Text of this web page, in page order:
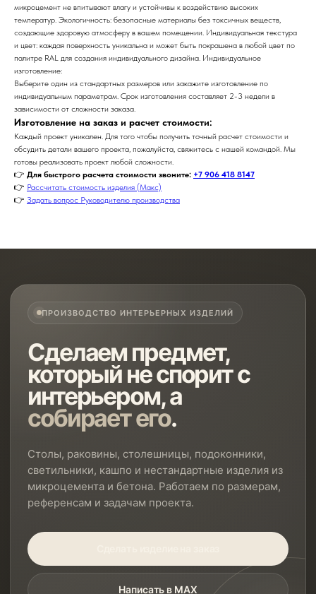
микроцемент не впитывают влагу и устойчивы к воздействию высоких
температур. Экологичность: безопасные материалы без токсичных веществ,
создающие здоровую атмосферу в вашем помещении. Индивидуальная текстура
и цвет: каждая поверхность уникальна и может быть покрашена в любой цвет по
палитре RAL для создания индивидуального дизайна. Индивидуальное
изготовление:
Выберите один из стандартных размеров или закажите изготовление по
индивидуальным параметрам. Срок изготовления составляет 2-3 недели в
зависимости от сложности заказа.
Изготовление на заказ и расчет стоимости:
Каждый проект уникален. Для того чтобы получить точный расчет стоимости и
обсудить детали вашего проекта, пожалуйста, свяжитесь с нашей командой. Мы
готовы реализовать проект любой сложности.
👉 Для быстрого расчета стоимости звоните: +7 906 418 8147
👉 Рассчитать стоимость изделия (Макс)
👉 Задать вопрос Руководителю производства
ПРОИЗВОДСТВО ИНТЕРЬЕРНЫХ ИЗДЕЛИЙ
Сделаем предмет,
который не спорит с
интерьером, а
собирает его.
Столы, раковины, столешницы, подоконники,
светильники, кашпо и нестандартные изделия из
микроцемента и бетона. Работаем по размерам,
референсам и задачам проекта.
Написать в MAX